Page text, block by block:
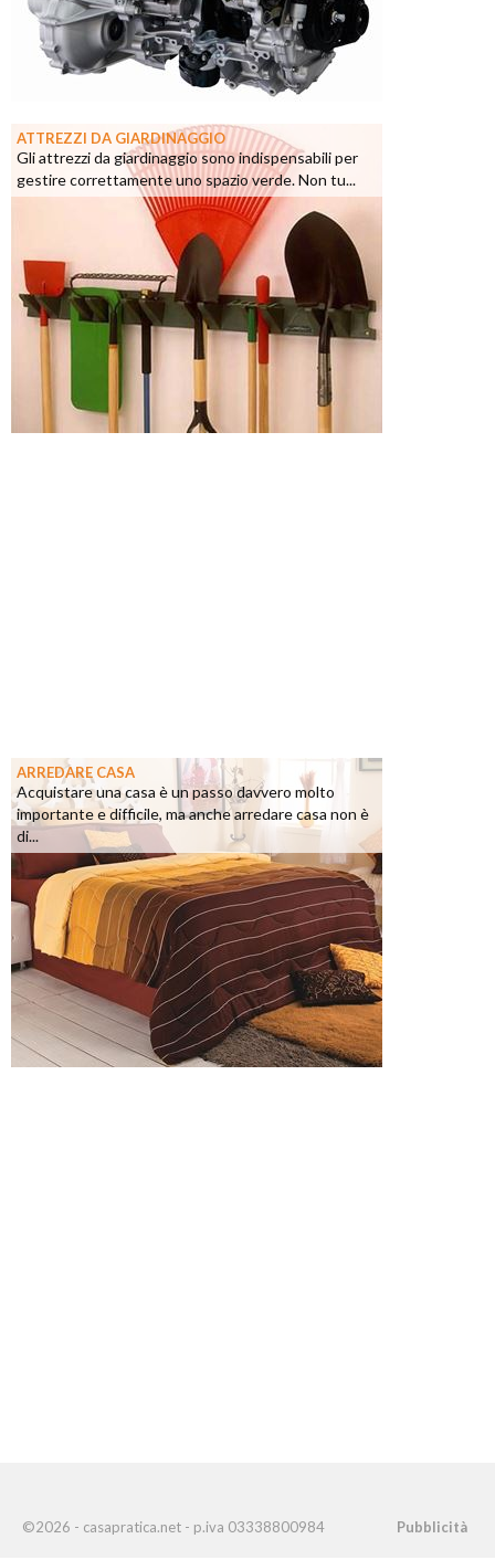
ATTREZZI DA GIARDINAGGIO
Gli attrezzi da giardinaggio sono indispensabili per
gestire correttamente uno spazio verde. Non tu...
ARREDARE CASA
Acquistare una casa è un passo davvero molto
importante e difficile, ma anche arredare casa non è
di...
©2026 - casapratica.net - p.iva 03338800984 Pubblicità